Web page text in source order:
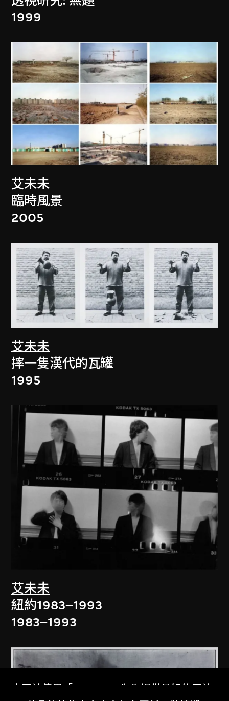
1999
艾未未
臨時風景
2005
艾未未
摔一隻漢代的瓦罐
1995
艾未未
紐約1983–1993
1983–1993
本网站使用「Cookies」为你提供最好的网站